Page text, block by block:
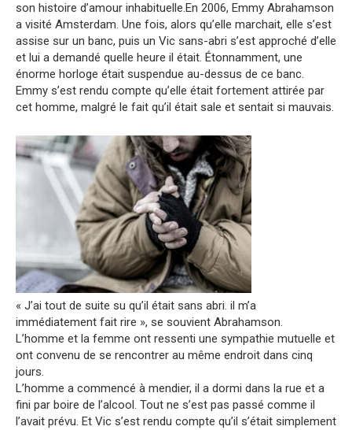
son histoire d’amour inhabituelle.En 2006, Emmy Abrahamson
a visité Amsterdam. Une fois, alors qu’elle marchait, elle s’est
assise sur un banc, puis un Vic sans-abri s’est approché d’elle
et lui a demandé quelle heure il était. Étonnamment, une
énorme horloge était suspendue au-dessus de ce banc.
Emmy s’est rendu compte qu’elle était fortement attirée par
cet homme, malgré le fait qu’il était sale et sentait si mauvais.
« J’ai tout de suite su qu’il était sans abri. il m’a
immédiatement fait rire », se souvient Abrahamson.
L’homme et la femme ont ressenti une sympathie mutuelle et
ont convenu de se rencontrer au même endroit dans cinq
jours.
L’homme a commencé à mendier, il a dormi dans la rue et a
fini par boire de l’alcool. Tout ne s’est pas passé comme il
l’avait prévu. Et Vic s’est rendu compte qu’il s’était simplement